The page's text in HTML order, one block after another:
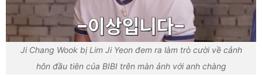
Ji Chang Wook bị Lim Ji Yeon đem ra làm trò cười về cảnh
hôn đầu tiên của BIBI trên màn ảnh với anh chàng